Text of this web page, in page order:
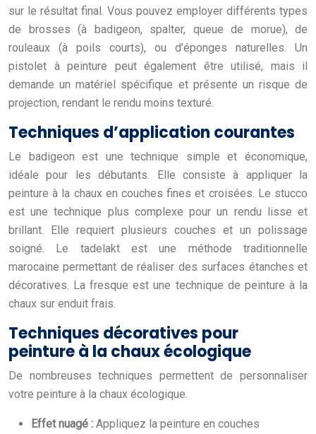
sur le résultat final. Vous pouvez employer différents types
de brosses (à badigeon, spalter, queue de morue), de
rouleaux (à poils courts), ou d’éponges naturelles. Un
pistolet à peinture peut également être utilisé, mais il
demande un matériel spécifique et présente un risque de
projection, rendant le rendu moins texturé.
Techniques d’application courantes
Le badigeon est une technique simple et économique,
idéale pour les débutants. Elle consiste à appliquer la
peinture à la chaux en couches fines et croisées. Le stucco
est une technique plus complexe pour un rendu lisse et
brillant. Elle requiert plusieurs couches et un polissage
soigné. Le tadelakt est une méthode traditionnelle
marocaine permettant de réaliser des surfaces étanches et
décoratives. La fresque est une technique de peinture à la
chaux sur enduit frais.
Techniques décoratives pour
peinture à la chaux écologique
De nombreuses techniques permettent de personnaliser
votre peinture à la chaux écologique.
Effet nuagé : Appliquez la peinture en couches